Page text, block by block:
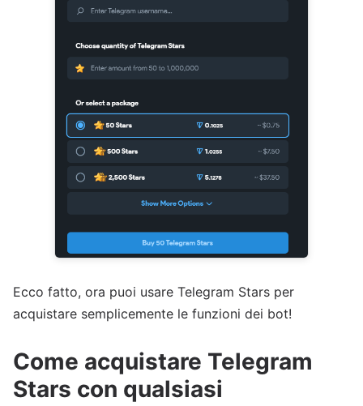
Ecco fatto, ora puoi usare Telegram Stars per
acquistare semplicemente le funzioni dei bot!
Come acquistare Telegram
Stars con qualsiasi